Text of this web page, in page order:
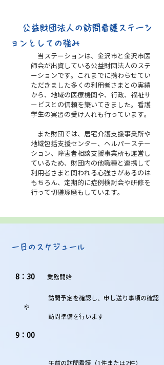
公益財団法人の訪問看護ステーシ
ョンとしての強み
当ステーションは、金沢市と金沢市医
師会が出資している公益財団法人のステ
ーションです。これまでに携わらせてい
ただきました多くの利用者さまとの実績
から、地域の医療機関や、行政、福祉サ
ービスとの信頼を築いてきました。 看護
学生の実習の受け入れも行っています。
また財団では、居宅介護支援事業所や
地域包括支援センター、ヘルパーステー
ション、障害者相談支援事業所も運営し
ているため、財団内の他職種と連携して
利用者さまと関われる心強さがあるのは
もちろん、定期的に症例検討会や研修を
行って切磋琢磨もしています。
一日のスケジュール
8：30 業務開始
訪問予定を確認し、申し送り事項の確認
や
訪問準備を行います​
9：00
午前の訪問看護（1件または2件）